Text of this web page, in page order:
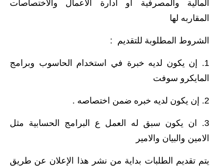
المالية والمصرفية او ادارة الاعمال والاختصاصات
المقاربه لها
الشروط المطلوبة للتقديم :
1. إن يكون لديه خبرة في استخدام الحاسوب وبرامج
المايكرو سوفت
2. إن يكون لديه خبره ضمن اختصاصه .
3. ان يكون سبق له العمل ع البرامج الحسابية مثل
الامين والبيان والامير
يتم تقديم الطلبات بداية من نشر هذا الإعلان عن طريق